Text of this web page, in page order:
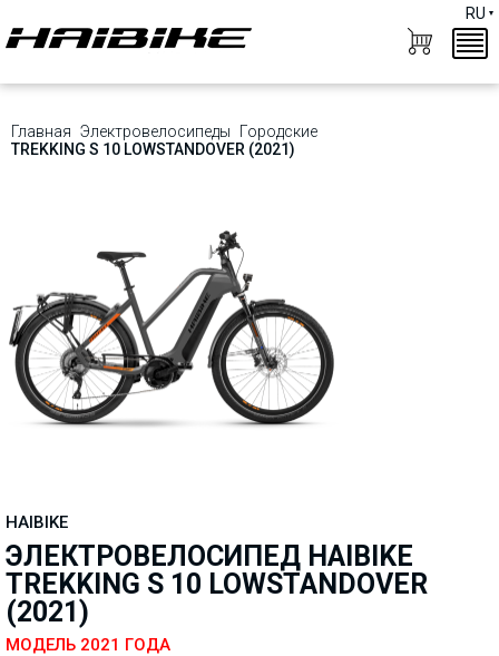
RU
Главная Электровелосипеды
Городские
TREKKING S 10 LOWSTANDOVER (2021)
HAIBIKE
ЭЛЕКТРОВЕЛОСИПЕД HAIBIKE
TREKKING S 10 LOWSTANDOVER
(2021)
МОДЕЛЬ 2021 ГОДА